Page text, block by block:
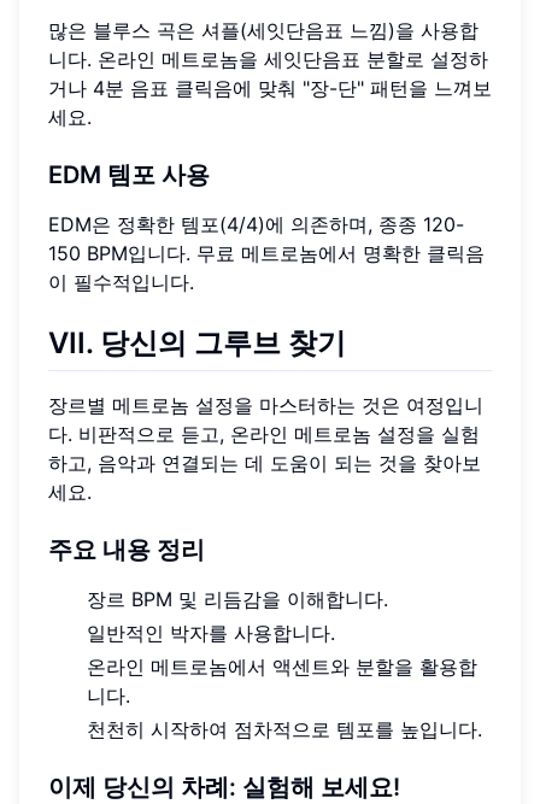
많은 블루스 곡은 셔플(세잇단음표 느낌)을 사용합
니다. 온라인 메트로놈을 세잇단음표 분할로 설정하
거나 4분 음표 클릭음에 맞춰 "장-단" 패턴을 느껴보
세요.
EDM 템포 사용
EDM은 정확한 템포(4/4)에 의존하며, 종종 120-
150 BPM입니다. 무료 메트로놈에서 명확한 클릭음
이 필수적입니다.
VII. 당신의 그루브 찾기
장르별 메트로놈 설정을 마스터하는 것은 여정입니
다. 비판적으로 듣고, 온라인 메트로놈 설정을 실험
하고, 음악과 연결되는 데 도움이 되는 것을 찾아보
세요.
주요 내용 정리
장르 BPM 및 리듬감을 이해합니다.
일반적인 박자를 사용합니다.
온라인 메트로놈에서 액센트와 분할을 활용합
니다.
천천히 시작하여 점차적으로 템포를 높입니다.
이제 당신의 차례: 실험해 보세요!